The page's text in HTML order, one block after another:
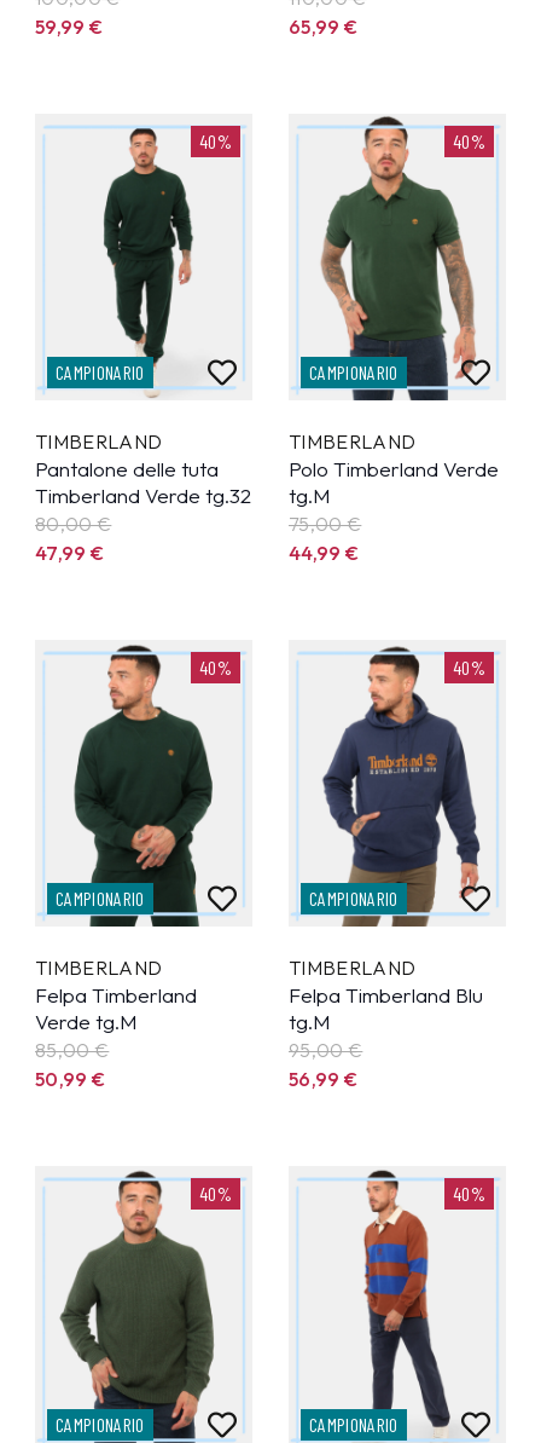
59,99€
65,99€
40%
CAMPIONARIO
TIMBERLAND
Pantalone delle tuta
Timberland Verde tg.32
80,00 €
47,99€
40%
CAMPIONARIO
TIMBERLAND
Polo Timberland Verde
tg.M
75,00 €
44,99€
40%
CAMPIONARIO
TIMBERLAND
Felpa Timberland
Verde tg.M
85,00 €
50,99€
40%
CAMPIONARIO
TIMBERLAND
Felpa Timberland Blu
tg.M
95,00 €
56,99€
40%
CAMPIONARIO
40%
CAMPIONARIO